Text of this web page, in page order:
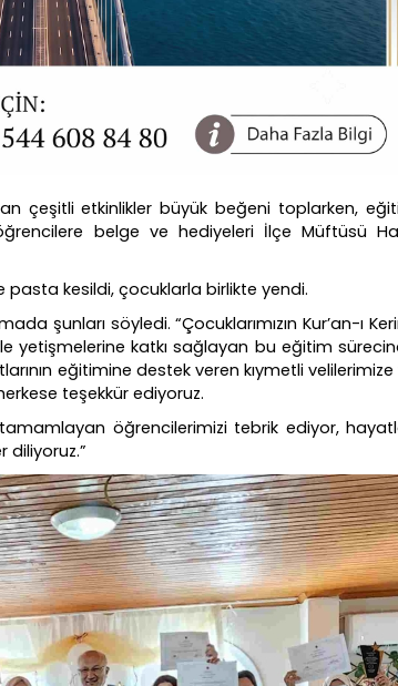
çeşitli etkinlikler büyük beğeni toplarken,
belge ve hediyeleri İlçe Müftüsü
pasta kesildi, çocuklarla birlikte yendi.
şunları söyledi. “Çocuklarımızın Kur’an-ı
yetişmelerine katkı sağlayan bu eğitim
eğitimine destek veren kıymetli velilerimize
teşekkür ediyoruz.
öğrencilerimizi tebrik ediyor,
diliyoruz.”